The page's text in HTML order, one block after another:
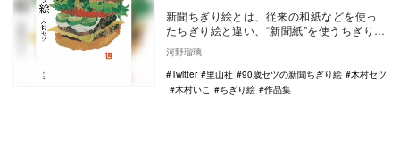
新聞ちぎり絵とは、従来の和紙などを使っ
たちぎり絵と違い、“新聞紙”を使うちぎり
のロゴマーク…
河野瑠璃
Twitter
里山社 90歳セツの新聞ちぎり絵
木村セツ
木村いこ
ちぎり絵 作品集